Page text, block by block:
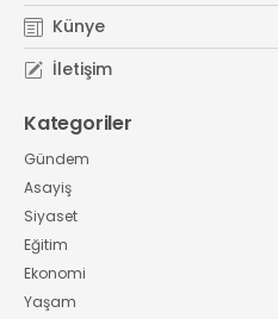
Künye
İletişim
Kategoriler
Gündem
Asayiş
Siyaset
Eğitim
Ekonomi
Yaşam